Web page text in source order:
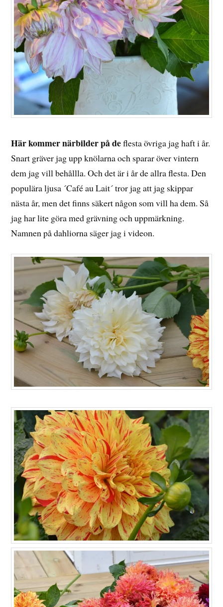
Här kommer närbilder på deflesta övriga jag haft i år.
Snart gräver jag upp knölarna och sparar över vintern
dem jag vill behållla. Och det är i år de allra flesta. Den
populära ljusa ´Café au Lait´ tror jag att jag skippar
nästa år, men det finns säkert någon som vill ha dem. Så
jag har lite göra med grävning och uppmärkning.
Namnen på dahliorna säger jag i videon.